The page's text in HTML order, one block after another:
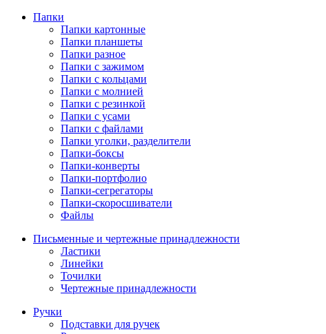
Папки
Папки картонные
Папки планшеты
Папки разное
Папки с зажимом
Папки с кольцами
Папки с молнией
Папки с резинкой
Папки с усами
Папки с файлами
Папки уголки, разделители
Папки-боксы
Папки-конверты
Папки-портфолио
Папки-сегрегаторы
Папки-скоросшиватели
Файлы
Письменные и чертежные принадлежности
Ластики
Линейки
Точилки
Чертежные принадлежности
Ручки
Подставки для ручек